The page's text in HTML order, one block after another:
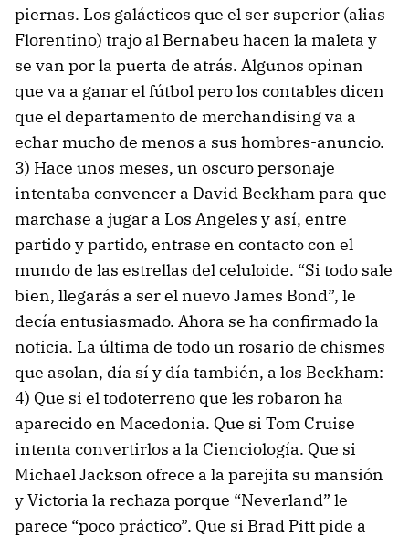
piernas. Los galácticos que el ser superior (alias
Florentino) trajo al Bernabeu hacen la maleta y
se van por la puerta de atrás. Algunos opinan
que va a ganar el fútbol pero los contables dicen
que el departamento de merchandising va a
echar mucho de menos a sus hombres-anuncio.
3) Hace unos meses, un oscuro personaje
intentaba convencer a David Beckham para que
marchase a jugar a Los Angeles y así, entre
partido y partido, entrase en contacto con el
mundo de las estrellas del celuloide. “Si todo sale
bien, llegarás a ser el nuevo James Bond”, le
decía entusiasmado. Ahora se ha confirmado la
noticia. La última de todo un rosario de chismes
que asolan, día sí y día también, a los Beckham:
4) Que si el todoterreno que les robaron ha
aparecido en Macedonia. Que si Tom Cruise
intenta convertirlos a la Cienciología. Que si
Michael Jackson ofrece a la parejita su mansión
y Victoria la rechaza porque “Neverland” le
parece “poco práctico”. Que si Brad Pitt pide a